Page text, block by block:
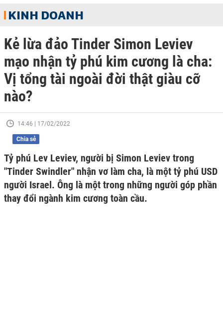
KINH DOANH
Kẻ lừa đảo Tinder Simon Leviev
mạo nhận tỷ phú kim cương là cha:
Vị tổng tài ngoài đời thật giàu cỡ
nào?
14:46 | 17/02/2022
Chia sẻ
Tỷ phú Lev Leviev, người bị Simon Leviev trong
"Tinder Swindler" nhận vơ làm cha, là một tỷ phú USD
người Israel. Ông là một trong những người góp phần
thay đổi ngành kim cương toàn cầu.